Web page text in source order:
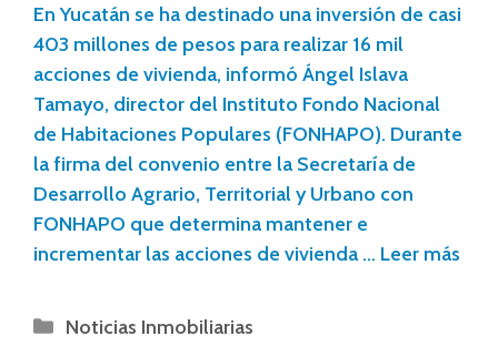
En Yucatán se ha destinado una inversión de casi
403 millones de pesos para realizar 16 mil
acciones de vivienda, informó Ángel Islava
Tamayo, director del Instituto Fondo Nacional
de Habitaciones Populares (FONHAPO). Durante
la firma del convenio entre la Secretaría de
Desarrollo Agrario, Territorial y Urbano con
FONHAPO que determina mantener e
incrementar las acciones de vivienda … Leer más
Noticias Inmobiliarias